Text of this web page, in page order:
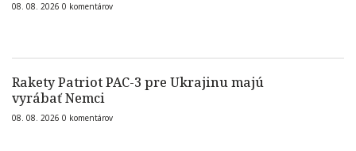
08. 08. 2026 0 komentárov
Rakety Patriot PAC-3 pre Ukrajinu majú
vyrábať Nemci
08. 08. 2026 0 komentárov